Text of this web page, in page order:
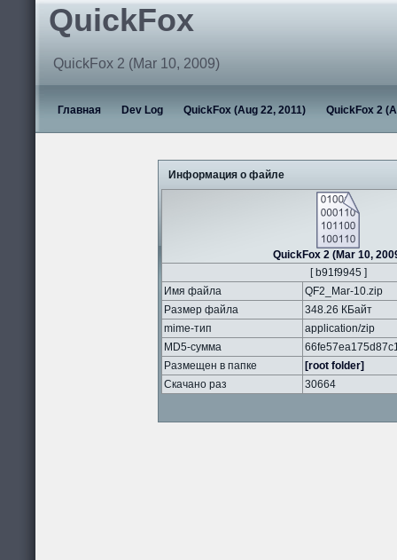
QuickFox
QuickFox 2 (Mar 10, 2009)
Главная Dev Log QuickFox (Aug 22, 2011) QuickFox 2
Информация о файле
QuickFox 2 (Mar 10,
[ b91f9945 ]
Имя файла
QF2_Mar-10.zip
Размер файла
348.26 КБайт
mime-тип
application/zip
MD5-сумма
Размещен в папке
[root folder]
Скачано раз
30664